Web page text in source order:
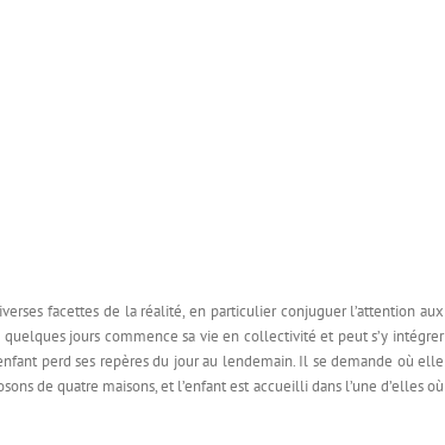
facettes de la réalité, en particulier conjuguer l’attention aux
jours commence sa vie en collectivité et peut s’y intégrer
perd ses repères du jour au lendemain. Il se demande où elle
de quatre maisons, et l’enfant est accueilli dans l’une d’elles où